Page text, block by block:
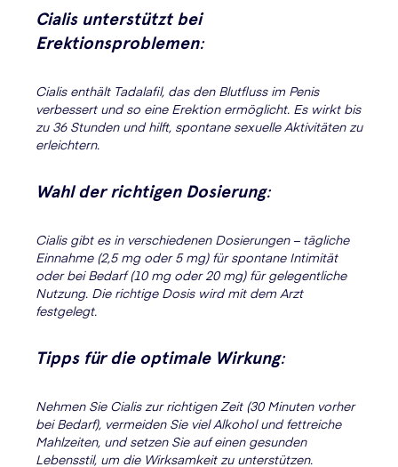
Cialis unterstützt bei
Erektionsproblemen:
Cialis enthält Tadalafil, das den Blutfluss im Penis
verbessert und so eine Erektion ermöglicht. Es wirkt bis
zu 36 Stunden und hilft, spontane sexuelle Aktivitäten zu
erleichtern.
Wahl der richtigen Dosierung:
Cialis gibt es in verschiedenen Dosierungen – tägliche
Einnahme (2,5 mg oder 5 mg) für spontane Intimität
oder bei Bedarf (10 mg oder 20 mg) für gelegentliche
Nutzung. Die richtige Dosis wird mit dem Arzt
festgelegt.
Tipps für die optimale Wirkung:
Nehmen Sie Cialis zur richtigen Zeit (30 Minuten vorher
bei Bedarf), vermeiden Sie viel Alkohol und fettreiche
Mahlzeiten, und setzen Sie auf einen gesunden
Lebensstil, um die Wirksamkeit zu unterstützen.